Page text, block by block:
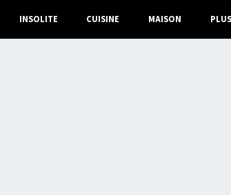
INSOLITE CUISINE MAISON PLUS